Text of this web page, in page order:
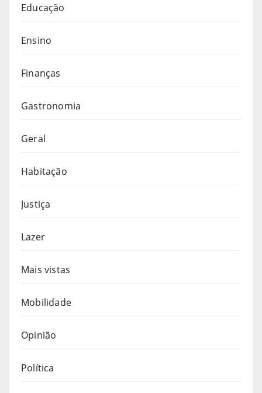
Educação
Ensino
Finanças
Gastronomia
Geral
Habitação
Justiça
Lazer
Mais vistas
Mobilidade
Opinião
Política